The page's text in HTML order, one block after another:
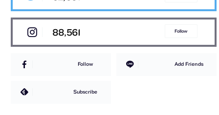
88,561 Follow
Follow Add Friends
Subscribe